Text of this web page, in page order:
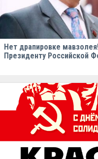
Нет драпировке
Президенту Российской